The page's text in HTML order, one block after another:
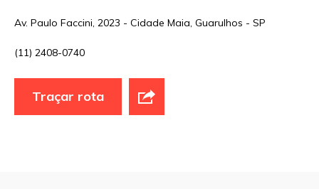
Av. Paulo Faccini, 2023 - Cidade Maia, Guarulhos - SP
(11) 2408-0740
Traçar rota